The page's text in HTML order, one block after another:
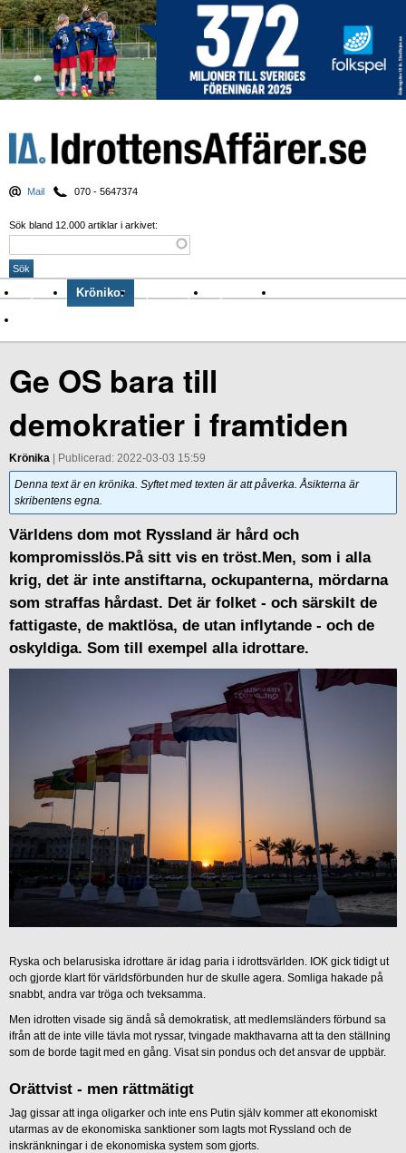
Mail 070 - 5647374
Sök bland 12.000 artiklar i arkivet:
Nyheter Krönikor Sport & spel Nyhetsbrev
Ge OS bara till
demokratier i framtiden
Krönika | Publicerad: 2022-03-03 15:59
Denna text är en krönika. Syftet med texten är att påverka. Åsikterna är
skribentens egna.
Världens dom mot Ryssland är hård och
kompromisslös.På sitt vis en tröst.Men, som i alla
krig, det är inte anstiftarna, ockupanterna, mördarna
som straffas hårdast. Det är folket - och särskilt de
fattigaste, de maktlösa, de utan inflytande - och de
oskyldiga. Som till exempel alla idrottare.
Ryska och belarusiska idrottare är idag paria i idrottsvärlden. IOK gick tidigt ut
och gjorde klart för världsförbunden hur de skulle agera. Somliga hakade på
snabbt, andra var tröga och tveksamma.
Men idrotten visade sig ändå så demokratisk, att medlemsländers förbund sa
ifrån att de inte ville tävla mot ryssar, tvingade makthavarna att ta den ställning
som de borde tagit med en gång. Visat sin pondus och det ansvar de uppbär.
Orättvist - men rättmätigt
Jag gissar att inga oligarker och inte ens Putin själv kommer att ekonomiskt
utarmas av de ekonomiska sanktioner som lagts mot Ryssland och de
inskränkningar i de ekonomiska system som gjorts.